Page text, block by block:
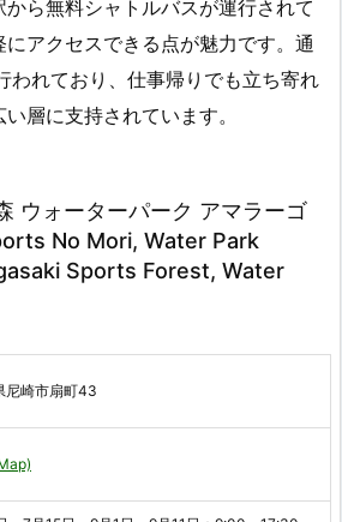
ら無料シャトルバスが運行されて
アクセスできる点が魅力です。通
われており、仕事帰りでも立ち寄れ
層に支持されています。
ウォーターパーク アマラーゴ
No Mori, Water Park
Sports Forest, Water
尼崎市扇町43